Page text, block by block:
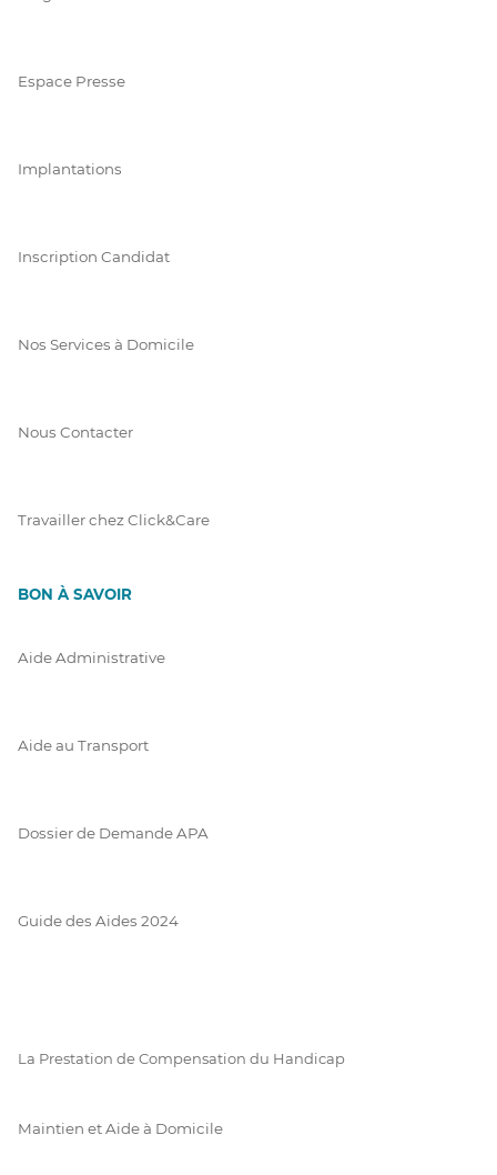
Espace Presse
Implantations
Inscription Candidat
Nos Services à Domicile
Nous Contacter
Travailler chez Click&Care
BON À SAVOIR
Aide Administrative
Aide au Transport
Dossier de Demande APA
Guide des Aides 2024
La Prestation de Compensation du Handicap
Maintien et Aide à Domicile